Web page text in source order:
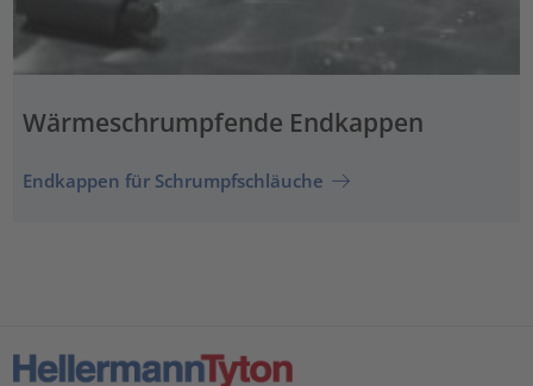
Wärmeschrumpfende Endkappen
Endkappen für Schrumpfschläuche